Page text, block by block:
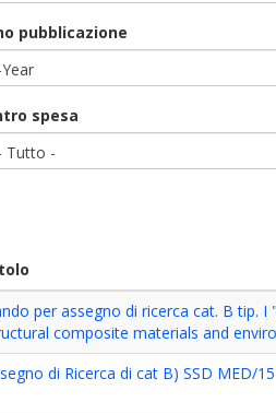
pubblicazione
spesa
Tutto -
per assegno di ricerca cat. B tip.
composite materials and
di Ricerca di cat B) SSD MED/